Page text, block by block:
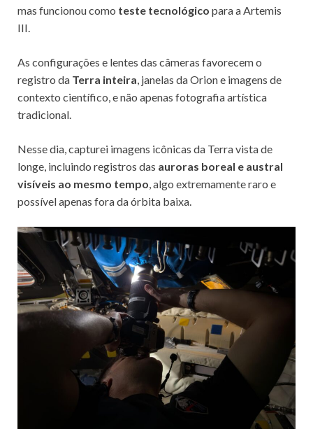
mas funcionou como teste tecnológico para a Artemis
III.
As configurações e lentes das câmeras favorecem o
registro da Terra inteira , janelas da Orion e imagens de
contexto científico, e não apenas fotografia artística
tradicional.
Nesse dia, capturei imagens icônicas da Terra vista de
longe, incluindo registros das auroras boreal e austral
visíveis ao mesmo tempo , algo extremamente raro e
possível apenas fora da órbita baixa.